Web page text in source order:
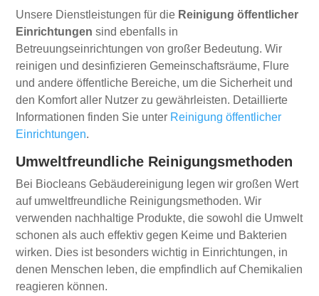
Unsere Dienstleistungen für die Reinigung öffentlicher
Einrichtungen sind ebenfalls in
Betreuungseinrichtungen von großer Bedeutung. Wir
reinigen und desinfizieren Gemeinschaftsräume, Flure
und andere öffentliche Bereiche, um die Sicherheit und
den Komfort aller Nutzer zu gewährleisten. Detaillierte
Informationen finden Sie unter Reinigung öffentlicher
Einrichtungen.
Umweltfreundliche Reinigungsmethoden
Bei Biocleans Gebäudereinigung legen wir großen Wert
auf umweltfreundliche Reinigungsmethoden. Wir
verwenden nachhaltige Produkte, die sowohl die Umwelt
schonen als auch effektiv gegen Keime und Bakterien
wirken. Dies ist besonders wichtig in Einrichtungen, in
denen Menschen leben, die empfindlich auf Chemikalien
reagieren können.